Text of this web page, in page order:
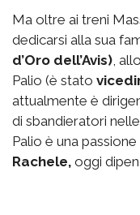
Ma oltre ai treni
dedicarsi alla sua
d’Oro dell’Avis),
Palio (è stato
attualmente è
di sbandieratori
Palio è una
Rachele, oggi